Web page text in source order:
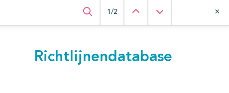
Richtlijnendatabase
Zoeken binnen deze richtlijn
1/2 Vorige ×